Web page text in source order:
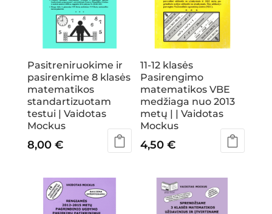
Pasitreniruokime ir
pasirenkime 8 klasės
matematikos
standartizuotam
testui | Vaidotas
Mockus
8,00 €
11-12 klasės
Pasirengimo
matematikos VBE
medžiaga nuo 2013
metų | | Vaidotas
Mockus
4,50€